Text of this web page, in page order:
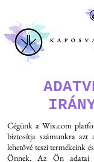
Cégünk a Wix.com
biztosítja számunkra azt
lehetővé teszi termékeink
Önnek. Az Ön adatai